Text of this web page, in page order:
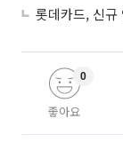
좋아요
0